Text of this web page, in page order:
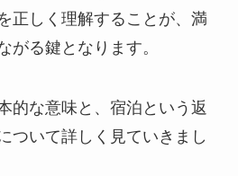
正しく理解することが、満
がる鍵となります。
的な意味と、宿泊という返
ついて詳しく見ていきまし